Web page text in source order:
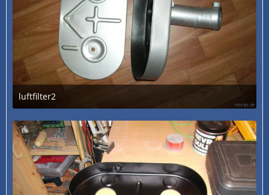
luftfilter2
3. Juli 2020 um 13:28